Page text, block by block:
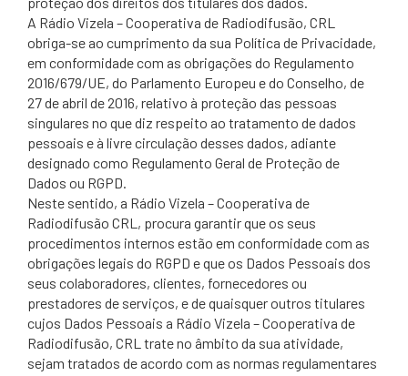
A Rádio Vizela – Cooperativa de Radiodifusão, CRL
obriga-se ao cumprimento da sua Política de Privacidade,
em conformidade com as obrigações do Regulamento
2016/679/UE, do Parlamento Europeu e do Conselho, de
27 de abril de 2016, relativo à proteção das pessoas
singulares no que diz respeito ao tratamento de dados
pessoais e à livre circulação desses dados, adiante
designado como Regulamento Geral de Proteção de
Dados ou RGPD.
Neste sentido, a Rádio Vizela – Cooperativa de
Radiodifusão CRL, procura garantir que os seus
procedimentos internos estão em conformidade com as
obrigações legais do RGPD e que os Dados Pessoais dos
seus colaboradores, clientes, fornecedores ou
prestadores de serviços, e de quaisquer outros titulares
cujos Dados Pessoais a Rádio Vizela – Cooperativa de
Radiodifusão, CRL trate no âmbito da sua atividade,
sejam tratados de acordo com as normas regulamentares